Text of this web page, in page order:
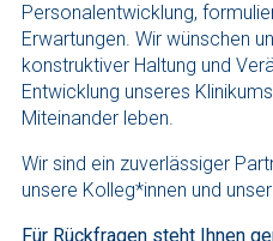
Personalentwicklung,
Erwartungen. Wir wünschen
konstruktiver Haltung und
Entwicklung unseres
Miteinander leben.
Wir sind ein zuverlässiger
unsere Kolleg*innen und
Für Rückfragen steht Ihnen